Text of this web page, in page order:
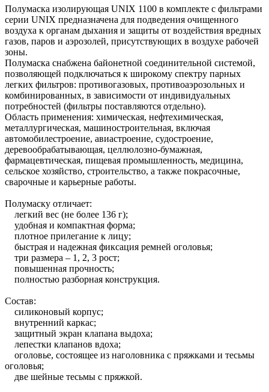
Полумаска изолирующая UNIX 1100 в комплекте с фильтрами
серии UNIX предназначена для подведения очищенного
воздуха к органам дыхания и защиты от воздействия вредных
газов, паров и аэрозолей, присутствующих в воздухе рабочей
зоны.
Полумаска снабжена байонетной соединительной системой,
позволяющей подключаться к широкому спектру парных
легких фильтров: противогазовых, противоаэрозольных и
комбинированных, в зависимости от индивидуальных
потребностей (фильтры поставляются отдельно).
Область применения: химическая, нефтехимическая,
металлургическая, машиностроительная, включая
автомобилестроение, авиастроение, судостроение,
деревообрабатывающая, целлюлозно-бумажная,
фармацевтическая, пищевая промышленность, медицина,
сельское хозяйство, строительство, а также покрасочные,
сварочные и карьерные работы.
Полумаску отличает:
легкий вес (не более 136 г);
удобная и компактная форма;
плотное прилегание к лицу;
быстрая и надежная фиксация ремней оголовья;
три размера – 1, 2, 3 рост;
повышенная прочность;
полностью разборная конструкция.
Состав:
силиконовый корпус;
внутренний каркас;
защитный экран клапана выдоха;
лепестки клапанов вдоха;
оголовье, состоящее из наголовника с пряжками и тесьмы
оголовья;
две шейные тесьмы с пряжкой.